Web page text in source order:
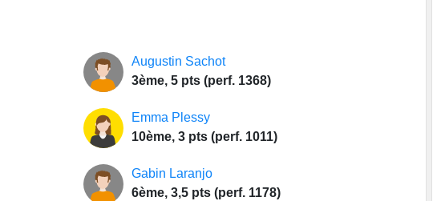
Augustin Sachot
3ème, 5 pts (perf. 1368)
Emma Plessy
10ème, 3 pts (perf. 1011)
Gabin Laranjo
6ème, 3,5 pts (perf. 1178)